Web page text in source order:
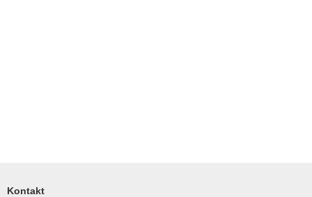
Kontakt